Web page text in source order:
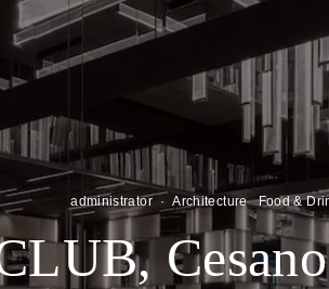
administrator · Architecture Food &